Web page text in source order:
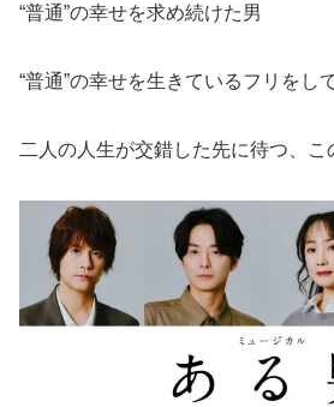
“普通”の幸せを求め続けた男
“普通”の幸せを生きているフリをし
二人の人生が交錯した先に待つ、